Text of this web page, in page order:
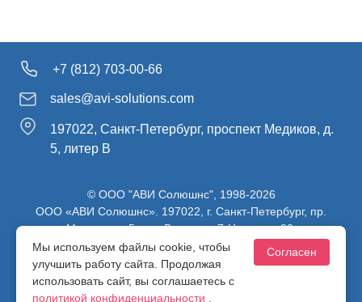
+7 (812) 703-00-66
sales@avi-solutions.com
197022, Санкт-Петербург, проспект Медиков, д.
5, литер В
© ООО "АВИ Солюшнс", 1998-2026
ООО «АВИ Солюшнс». 197022, г. Санкт-Петербург, пр.
Медиков, д.5, лит. В, ч. пом. 7-Н, ч. ком. 82.
ИНН 7813470830 / КПП 781301001 / ОГРН 1107847137980
Политика конфиденциальности
Мы используем файлы cookie, чтобы
улучшить работу сайта. Продолжая
использовать сайт, вы соглашаетесь с
политикой конфиденциальности
Согласен